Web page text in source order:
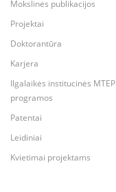
Mokslinės publikacijos
Projektai
Doktorantūra
Karjera
Ilgalaikės institucinės MTEP
programos
Patentai
Leidiniai
Kvietimai projektams